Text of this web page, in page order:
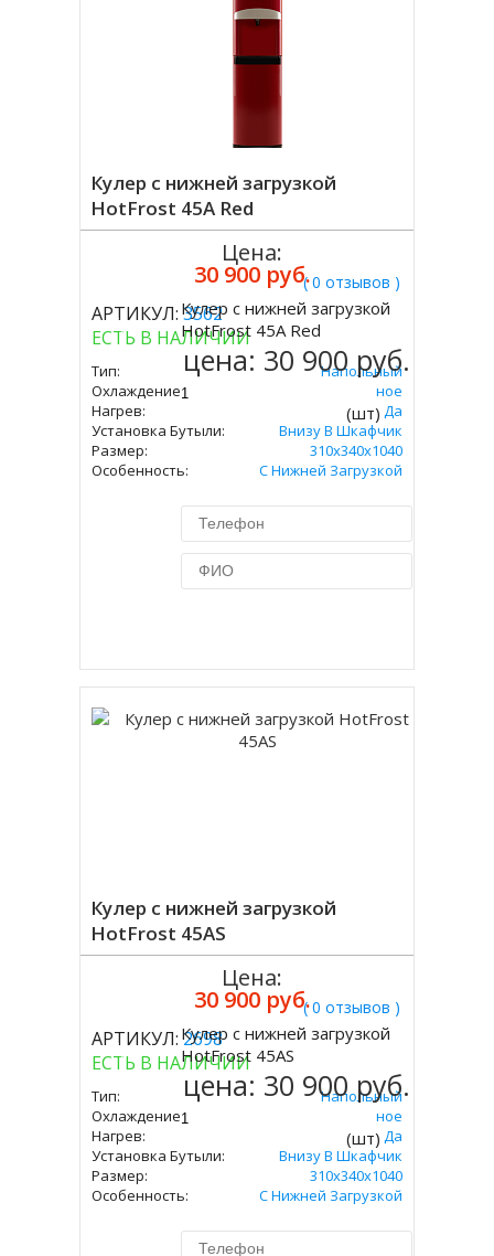
Кулер с нижней загрузкой
HotFrost 45A Red
( 0 отзывов )
АРТИКУЛ:3562
ЕСТЬ В НАЛИЧИИ
Тип:
Напольный
Охлаждение:
Компрессорное
Нагрев:
Да
Установка Бутыли:
Внизу В Шкафчик
Размер:
310х340х1040
Особенность:
С Нижней Загрузкой
Цена:
30 900 руб.
Купить
Кулер с нижней загрузкой
HotFrost 45A Red
цена: 30 900 руб.
(шт)
Кулер с нижней загрузкой
HotFrost 45AS
( 0 отзывов )
АРТИКУЛ:2698
ЕСТЬ В НАЛИЧИИ
Тип:
Напольный
Охлаждение:
Компрессорное
Нагрев:
Да
Установка Бутыли:
Внизу В Шкафчик
Размер:
310х340х1040
Особенность:
С Нижней Загрузкой
Цена:
30 900 руб.
Купить
Кулер с нижней загрузкой
HotFrost 45AS
цена: 30 900 руб.
(шт)